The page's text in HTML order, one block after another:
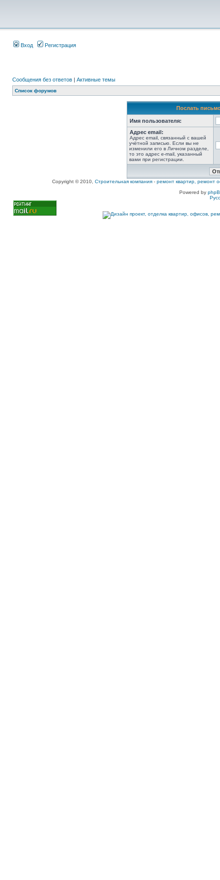
Вход Регистрация
Сообщения без ответов | Активные темы
Список форумов
Послать
Имя пользователя:
Адрес email:
Адрес email, связанный с вашей
учётной записью. Если вы не
изменили его в Личном разделе,
то это адрес e-mail, указанный
вами при регистрации.
Copyright © 2010, Строительная компания - ремонт квартир, ремонт
Powered by